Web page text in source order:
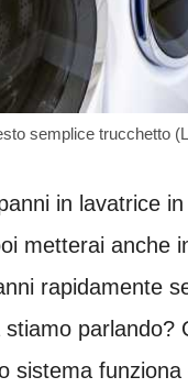
semplice trucchetto
in lavatrice
metterai anche
rapidamente
parlando?
sistema